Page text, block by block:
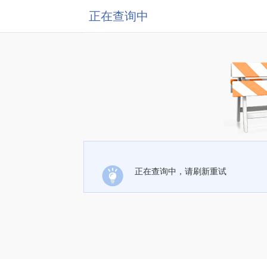
正在查询中
正在查询中，请刷新重试